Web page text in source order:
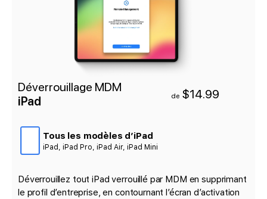
Déverrouillage MDM
iPad
de $14.99
Tous les modèles d’iPad
iPad, iPad Pro, iPad Air, iPad Mini
Déverrouillez tout iPad verrouillé par MDM en supprimant
le profil d’entreprise, en contournant l’écran d’activation